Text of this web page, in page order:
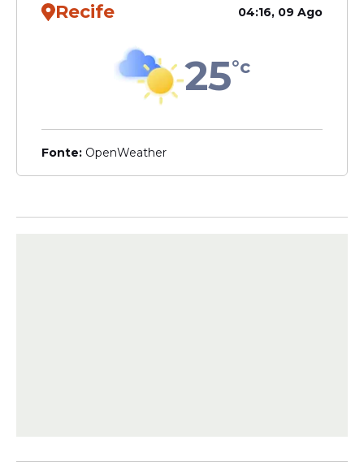
Raquel Lyra entrega UTI
requalificada no Hospital
Otávio de Freitas e nova
unidade móvel do Hemope
Pernambuco
Governo Raquel Lyra
de 77 mil servidores da
dos professores reafirma o compromisso
Recife 04:16, 09 Ago
25°c
Fonte: OpenWeather